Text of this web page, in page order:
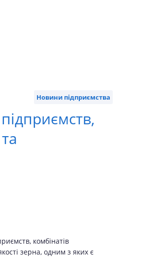
Новини підприємства
комбінатів
зерна, одним з яких є